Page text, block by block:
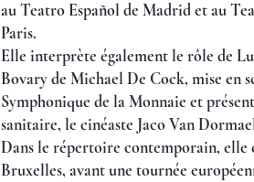
au Teatro Español de Madrid et au
Paris.
Elle interprète également le rôle de
Bovary de Michael De Cock, mise en
Symphonique de la Monnaie et
sanitaire, le cinéaste Jaco Van
Dans le répertoire contemporain,
Bruxelles, avant une tournée